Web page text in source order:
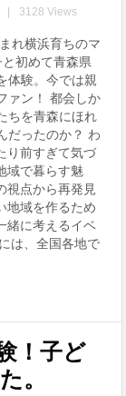
3128 Views
れ横浜育ちのマ
初めて青森県
体験。今では親
ァン！ 都会しか
ちを青森にほれ
だったのか？ わ
り前すぎて気づ
域で暮らす魅
視点から再発見
地域を作るため
緒に考えるイベ
は、全国各地で
！子ど
。